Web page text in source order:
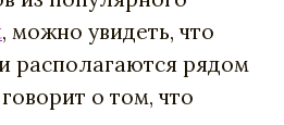
, можно увидеть, что
располагаются рядом
о том, что